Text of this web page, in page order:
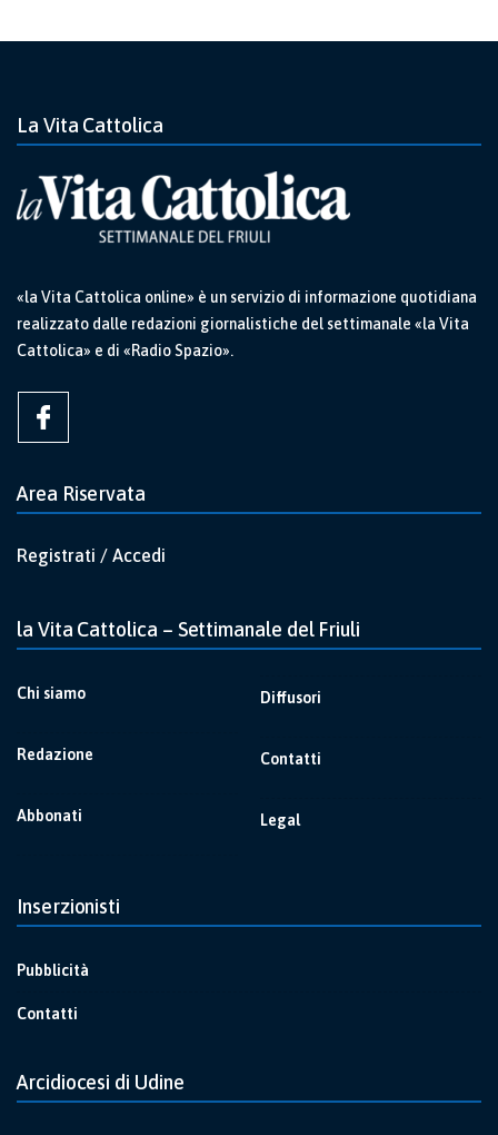
La Vita Cattolica
«la Vita Cattolica online» è un servizio di informazione quotidiana
realizzato dalle redazioni giornalistiche del settimanale «la Vita
Cattolica» e di «Radio Spazio».
Area Riservata
Registrati / Accedi
la Vita Cattolica – Settimanale del Friuli
Chi siamo
Redazione
Abbonati
Diffusori
Contatti
Legal
Inserzionisti
Pubblicità
Contatti
Arcidiocesi di Udine